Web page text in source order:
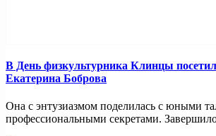
В День физкультурника Клинцы
Екатерина Боброва
Она с энтузиазмом поделилась с юными
профессиональными секретами.